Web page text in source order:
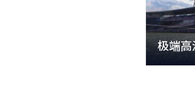
极端